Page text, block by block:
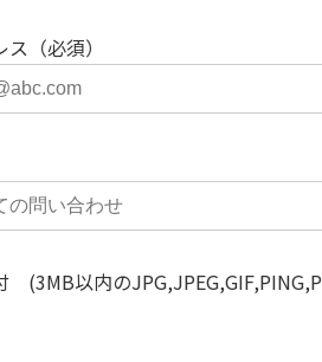
（必須）
(3MB以内の